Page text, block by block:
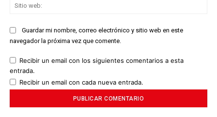
Guardar mi nombre, correo electrónico y sitio web en este
navegador la próxima vez que comente.
Recibir un email con los siguientes comentarios a esta
entrada.
Recibir un email con cada nueva entrada.